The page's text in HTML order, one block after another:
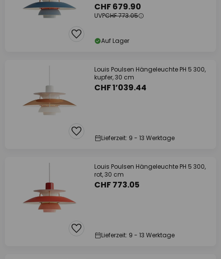
CHF 679.90
UVPCHF 773.05
Auf Lager
Louis Poulsen Hängeleuchte PH 5 300,
kupfer, 30 cm
CHF 1’039.44
Lieferzeit: 9 - 13 Werktage
Louis Poulsen Hängeleuchte PH 5 300,
rot, 30 cm
CHF 773.05
Lieferzeit: 9 - 13 Werktage